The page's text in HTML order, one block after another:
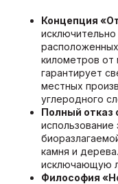
Концепция
километров от
гарантирует
местных
углеродного
Полный отказ
камня и
исключающую
Философия